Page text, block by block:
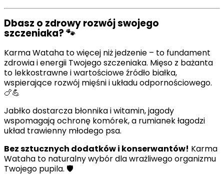
Dbasz o zdrowy rozwój swojego
szczeniaka? 🐾
Karma Wataha to więcej niż jedzenie – to fundament
zdrowia i energii Twojego szczeniaka. Mięso z bażanta
to lekkostrawne i wartościowe źródło białka,
wspierające rozwój mięśni i układu odpornościowego.
🍗💪
Jabłko dostarcza błonnika i witamin, jagody
wspomagają ochronę komórek, a rumianek łagodzi
układ trawienny młodego psa.
Bez sztucznych dodatków i konserwantów! Karma
Wataha to naturalny wybór dla wrażliwego organizmu
Twojego pupila. 🛡️